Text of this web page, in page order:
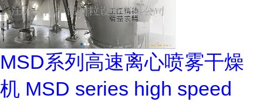
MSD系列高速离心喷雾干燥
机 MSD series high speed